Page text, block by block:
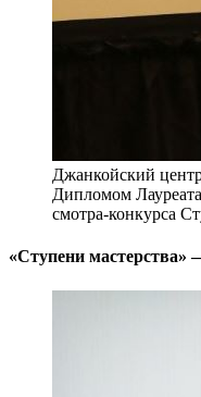
Джанкойский
Дипломом
смотра-конкурса
«Ступени мастерства»